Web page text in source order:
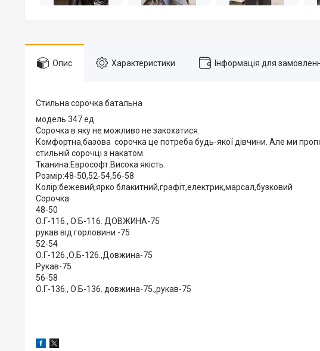
Опис Характеристики Інформація для
Стильна сорочка батальна
модель 347 ед
Сорочка в яку не можливо не закохатися.
Комфортна,базова сорочка це потреба будь-якої дівчини. Але ми
стильній сорочці з накатом.
Тканина:Еврософт.Висока якість.
Розмір:48-50,52-54,56-58
Колір:бежевий,ярко блакитний,графіт,електрик,марсал,бузковий
Сорочка
48-50
О.Г-116., О.Б-116. ДОВЖИНА-75
рукав від горловини -75
52-54
О.Г-126.,О.Б-126.,Довжина-75
Рукав-75
56-58
О.Г-136., О.Б-136. довжина-75.,рукав-75